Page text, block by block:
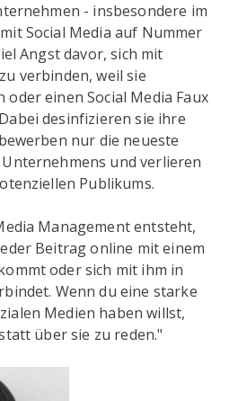
- insbesondere im
Social Media auf Nummer
Angst davor, sich mit
verbinden, weil sie
oder einen Social Media Faux
desinfizieren sie ihre
nur die neueste
und verlieren
Publikums.
Management entsteht,
Beitrag online mit einem
oder sich mit ihm in
Wenn du eine starke
Medien haben willst,
über sie zu reden."